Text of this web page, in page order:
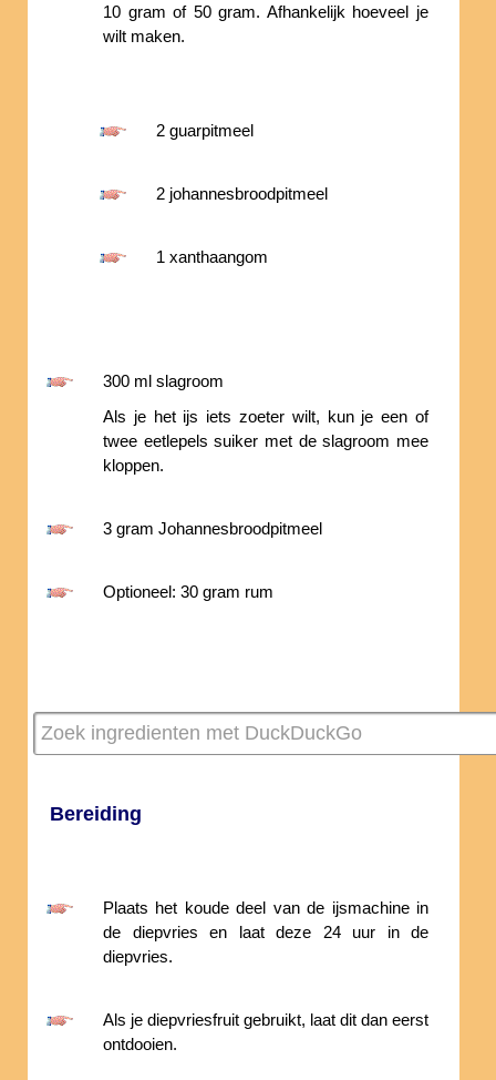
10 gram of 50 gram. Afhankelijk hoeveel je
wilt maken.
2 guarpitmeel
2 johannesbroodpitmeel
1 xanthaangom
300 ml slagroom
Als je het ijs iets zoeter wilt, kun je een of
twee eetlepels suiker met de slagroom mee
kloppen.
3 gram Johannesbroodpitmeel
Optioneel: 30 gram rum
Bereiding
Plaats het koude deel van de ijsmachine in
de diepvries en laat deze 24 uur in de
diepvries.
Als je diepvriesfruit gebruikt, laat dit dan eerst
ontdooien.